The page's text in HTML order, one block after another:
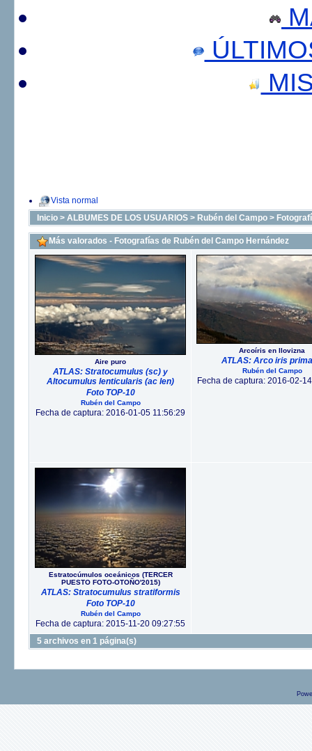
Vista normal
Inicio > ALBUMES DE LOS USUARIOS > Rubén del Campo >
Más valorados - Fotografías de Rubén del Campo Hernández
Aire puro
ATLAS: Stratocumulus (sc) y
Altocumulus lenticularis (ac len)
Foto TOP-10
Rubén del Campo
Fecha de captura: 2016-01-05 11:56:29
Arcoíris en llovizna
ATLAS: Arco iris
Rubén del Campo
Fecha de captura: 2016-02-
Estratocúmulos oceánicos (TERCER
PUESTO FOTO-OTOÑO'2015)
ATLAS: Stratocumulus stratiformis
Foto TOP-10
Rubén del Campo
Fecha de captura: 2015-11-20 09:27:55
5 archivos en 1 página(s)